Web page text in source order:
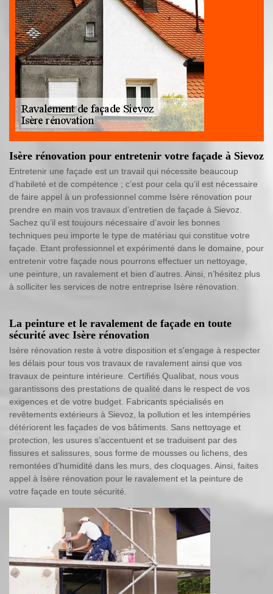
Isère rénovation pour entretenir votre façade à Sievoz
Entretenir une façade est un travail qui nécessite beaucoup
d’habileté et de compétence ; c’est pour cela qu’il est nécessaire
de faire appel à un professionnel comme Isère rénovation pour
prendre en main vos travaux d’entretien de façade à Sievoz.
Sachez qu’il est toujours nécessaire d’avoir les bonnes
techniques peu importe le type de matériau qui constitue votre
façade. Etant professionnel et expérimenté dans le domaine, pour
entretenir votre façade nous pourrons effectuer un nettoyage,
une peinture, un ravalement et bien d’autres. Ainsi, n’hésitez plus
à solliciter les services de notre entreprise Isère rénovation.
La peinture et le ravalement de façade en toute
sécurité avec Isère rénovation
Isère rénovation reste à votre disposition et s'engage à respecter
les délais pour tous vos travaux de ravalement ainsi que vos
travaux de peinture intérieure. Certifiés Qualibat, nous vous
garantissons des prestations de qualité dans le respect de vos
exigences et de votre budget. Fabricants spécialisés en
revêtements extérieurs à Sievoz, la pollution et les intempéries
détériorent les façades de vos bâtiments. Sans nettoyage et
protection, les usures s’accentuent et se traduisent par des
fissures et salissures, sous forme de mousses ou lichens, des
remontées d’humidité dans les murs, des cloquages. Ainsi, faites
appel à Isère rénovation pour le ravalement et la peinture de
votre façade en toute sécurité.